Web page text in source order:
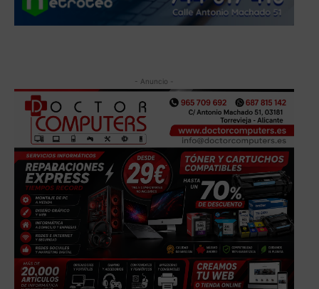
- Anuncio -